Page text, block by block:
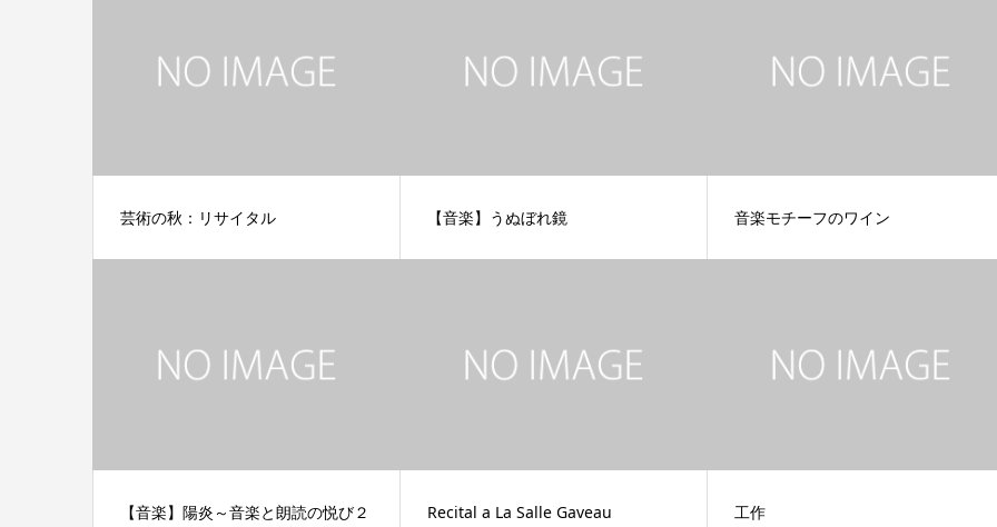
芸術の秋：リサイタル 【音楽】うぬぼれ鏡 音楽モチーフのワイン
【音楽】陽炎～音楽と朗読の悦び２
Recital a La Salle Gaveau 工作